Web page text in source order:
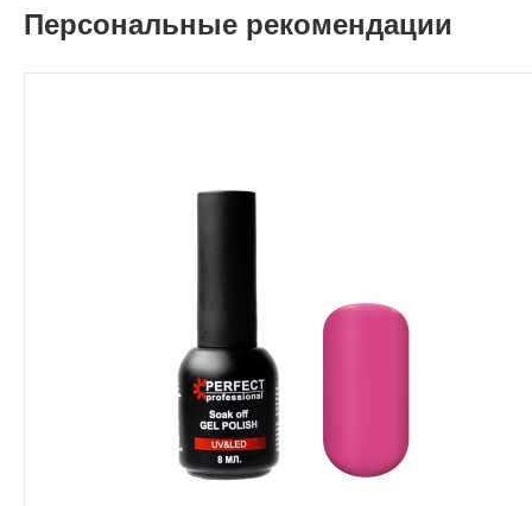
Персональные рекомендации